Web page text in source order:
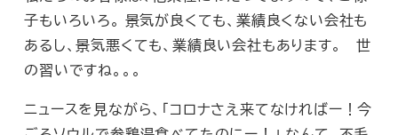
子もいろいろ。 景気が良くても、業績良くない会社も
あるし、景気悪くても、業績良い会社もあります。 世
の習いですね。。。
ニュースを見ながら、「コロナさえ来てなければー！今